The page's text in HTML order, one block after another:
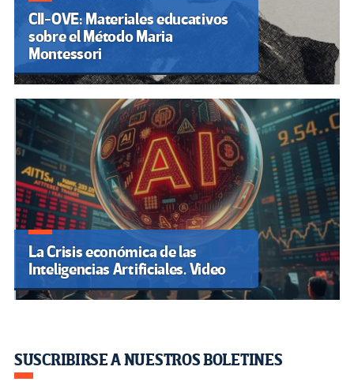
CII-OVE: Materiales educativos
sobre el Método Maria
Montessori
La Crisis económica de las
Inteligencias Artificiales. Video
SUSCRIBIRSE A NUESTROS BOLETINES